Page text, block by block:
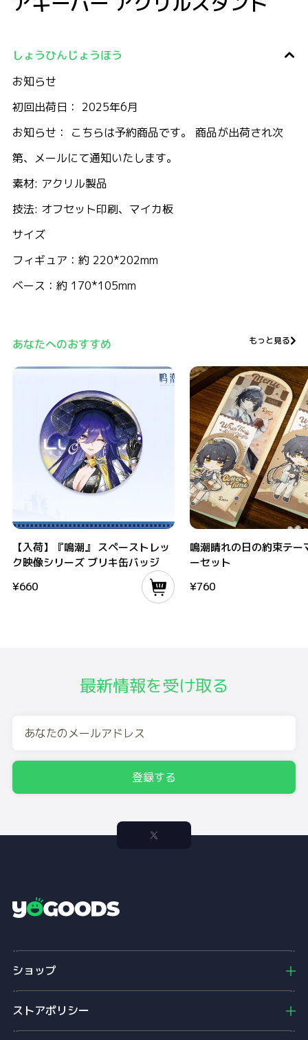
しょうひんじょうほう
お知らせ
初回出荷日： 2025年6月
お知らせ： こちらは予約商品です。 商品が出荷され次
第、メールにて通知いたします。
素材: アクリル製品
技法: オフセット印刷、マイカ板
サイズ
フィギュア：約 220*202mm
ベース：約 170*105mm
あなたへのおすすめ もっと見る
【入荷】『鳴潮』 スペーストレッ
ク映像シリーズ ブリキ缶バッジ
¥660
鳴潮晴れの日の約束テー
ーセット
¥760
最新情報を受け取る
登録する
g
oショップ
ストアポリシー